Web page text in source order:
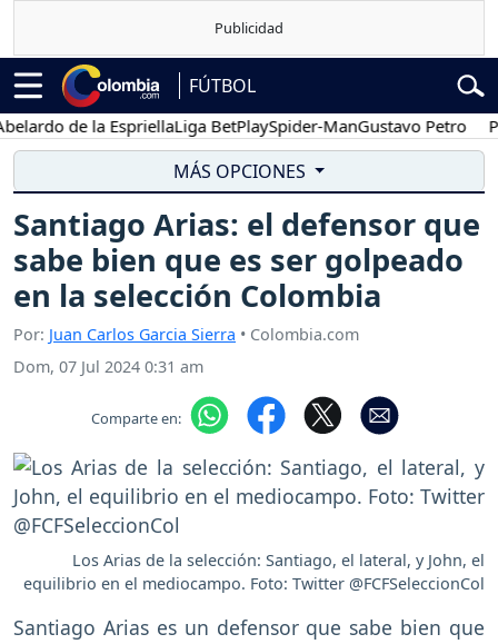
FÚTBOL
de la EspriellaLiga BetPlaySpider-ManGustavo Petro
MÁS OPCIONES
Santiago Arias: el defensor que
sabe bien que es ser golpeado
en la selección Colombia
Por: Juan Carlos Garcia Sierra • Colombia.com
Dom, 07 Jul 2024 0:31 am
Comparte en:
Los Arias de la selección: Santiago, el lateral, y John, el
equilibrio en el mediocampo. Foto: Twitter @FCFSeleccionCol
Santiago Arias es un defensor que sabe bien que